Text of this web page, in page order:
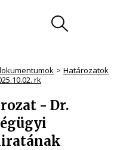
Határozatok
rk
- Dr.